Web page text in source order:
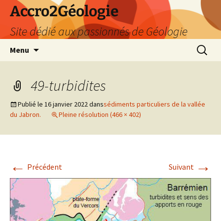
Accro2Géologie
Site dédié aux passionnés de Géologie
Menu
49-turbidites
Publié le 16 janvier 2022danssédiments particuliers de la vallée
du Jabron.
Pleine résolution (466 × 402)
← Précédent Suivant →